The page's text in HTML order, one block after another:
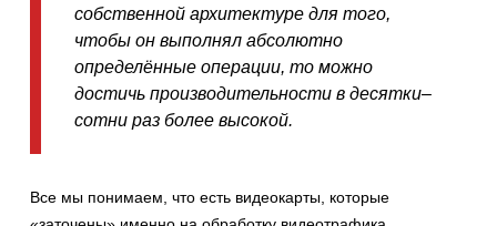
собственной архитектуре для того,
чтобы он выполнял абсолютно
определённые операции, то можно
достичь производительности в десятки–
сотни раз более высокой.
Все мы понимаем, что есть видеокарты, которые